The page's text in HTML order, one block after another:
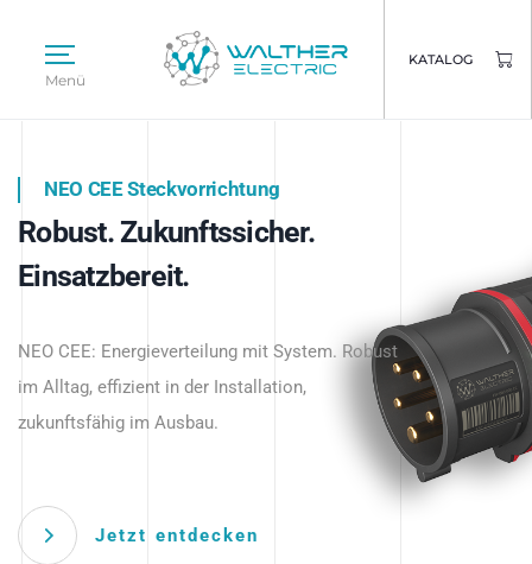
Menü
KATALOG
Intelligente Stromverteilung
beginnt hier.
NEO CEE Steckvorrichtung
Robust. Zukunftssicher.
Einsatzbereit.
NEO CEE: Energieverteilung mit System. Robust
im Alltag, effizient in der Installation,
zukunftsfähig im Ausbau.
Jetzt entdecken
Intelligenz trifft Energie.
Anwendungen – robust, IP-geschützt und
zukunftsfähig.